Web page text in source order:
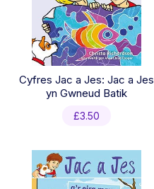
Cyfres Jac a Jes: Jac a Jes
yn Gwneud Batik
£3.50